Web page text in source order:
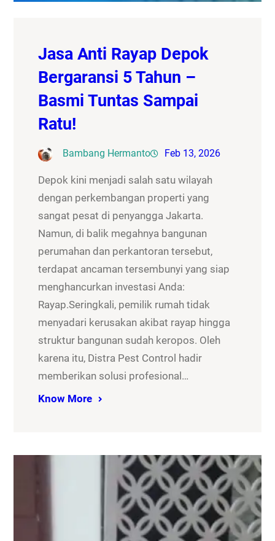
Jasa Anti Rayap Depok
Bergaransi 5 Tahun –
Basmi Tuntas Sampai
Ratu!
Bambang Hermanto Feb 13, 2026
Depok kini menjadi salah satu wilayah
dengan perkembangan properti yang
sangat pesat di penyangga Jakarta.
Namun, di balik megahnya bangunan
perumahan dan perkantoran tersebut,
terdapat ancaman tersembunyi yang siap
menghancurkan investasi Anda:
Rayap.Seringkali, pemilik rumah tidak
menyadari kerusakan akibat rayap hingga
struktur bangunan sudah keropos. Oleh
karena itu, Distra Pest Control hadir
memberikan solusi profesional…
Know More